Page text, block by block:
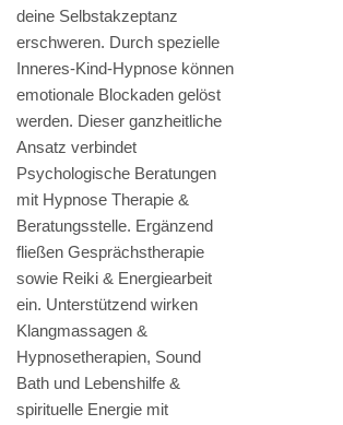
deine Selbstakzeptanz
erschweren. Durch spezielle
Inneres-Kind-Hypnose können
emotionale Blockaden gelöst
werden. Dieser ganzheitliche
Ansatz verbindet
Psychologische Beratungen
mit Hypnose Therapie &
Beratungsstelle. Ergänzend
fließen Gesprächstherapie
sowie Reiki & Energiearbeit
ein. Unterstützend wirken
Klangmassagen &
Hypnosetherapien, Sound
Bath und Lebenshilfe &
spirituelle Energie mit